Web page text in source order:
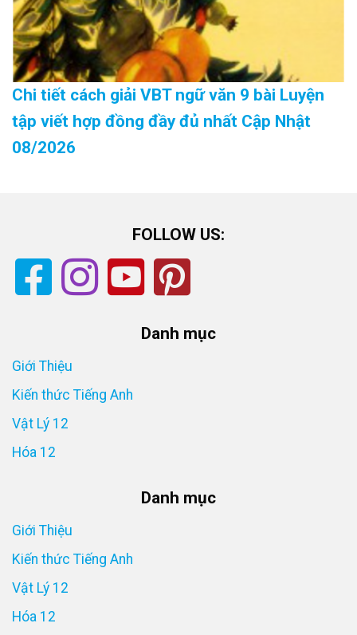
Chi tiết cách giải VBT ngữ văn 9 bài Luyện
tập viết hợp đồng đầy đủ nhất Cập Nhật
08/2026
FOLLOW US:
Danh mục
Giới Thiệu
Kiến thức Tiếng Anh
Vật Lý 12
Hóa 12
Danh mục
Giới Thiệu
Kiến thức Tiếng Anh
Vật Lý 12
Hóa 12